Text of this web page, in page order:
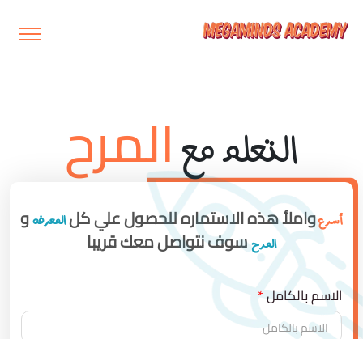
التعلم معالمرح
أسرعواملأ هذه الاستماره للحصول علي كلالمعرفهو
المرحسوف نتواصل معك قريبا
الاسم بالكامل*